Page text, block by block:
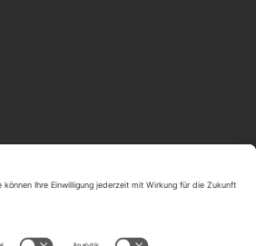
Jahren zu einem der
Blogs in Österreich